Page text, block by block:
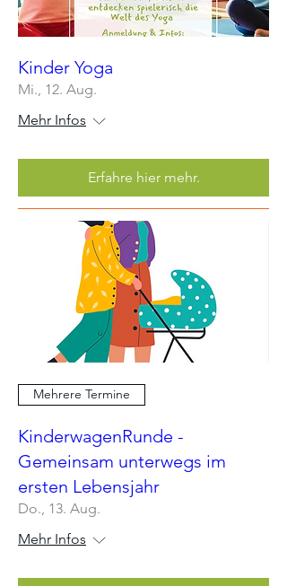
Kinder Yoga
Mi., 12. Aug.
Mehr Infos
Erfahre hier mehr.
Mehrere Termine
KinderwagenRunde -
Gemeinsam unterwegs im
ersten Lebensjahr
Do., 13. Aug.
Mehr Infos